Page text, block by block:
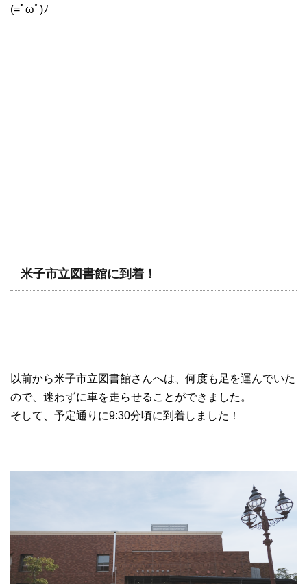
(=ﾟωﾟ)ﾉ
米子市立図書館に到着！
以前から米子市立図書館さんへは、何度も足を運んでいた
ので、迷わずに車を走らせることができました。
そして、予定通りに9:30分頃に到着しました！